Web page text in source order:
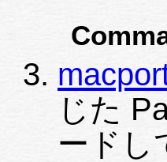
じた
ードし